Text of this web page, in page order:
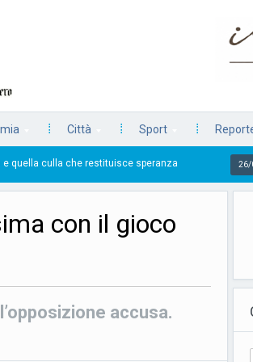
Città Sport
restituisce speranza 26/07/2026 La
con il gioco
accusa.